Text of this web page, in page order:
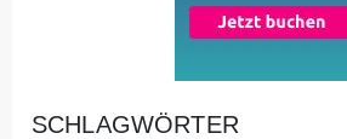
SCHLAGWÖRTER